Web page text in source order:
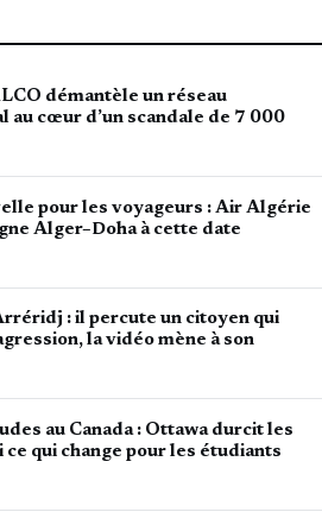
démantèle un réseau
au cœur d’un scandale de 7 000
pour les voyageurs : Air Algérie
Alger–Doha à cette date
: il percute un citoyen qui
la vidéo mène à son
au Canada : Ottawa durcit les
ce qui change pour les étudiants